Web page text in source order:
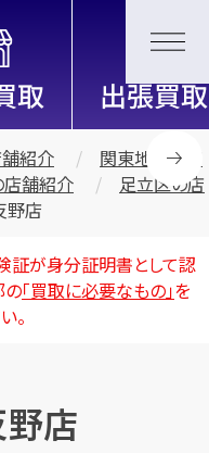
実績の買取専門店「買取大
紹介
関東地区の店
舗紹介
足立区の店
野店
証が身分証明書として認
の「買取に必要なもの」を
。
店